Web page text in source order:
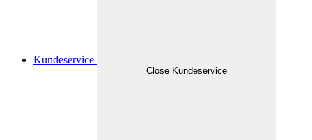
Kundeservice
Close Kundeservice